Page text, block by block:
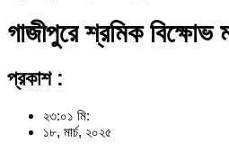
গাজীপুরে শ্রমিক
প্রকাশ :
২৩:০১ মি:
১৮, মার্চ, ২০২৫